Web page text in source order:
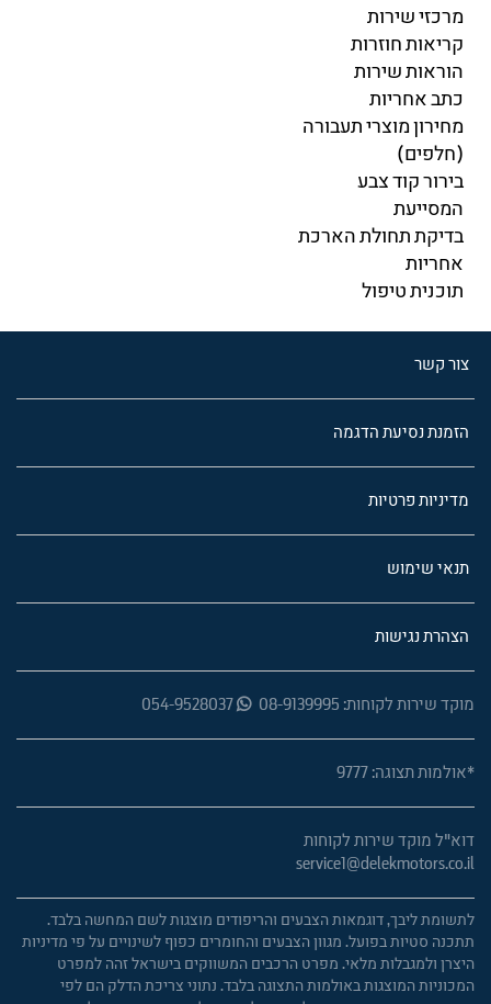
מרכזי שירות
קריאות חוזרות
הוראות שירות
כתב אחריות
מחירון מוצרי תעבורה
(חלפים)
בירור קוד צבע
המסייעת
בדיקת תחולת הארכת
אחריות
תוכנית טיפול
צור קשר
הזמנת נסיעת הדגמה
מדיניות פרטיות
תנאי שימוש
הצהרת נגישות
מוקד שירות לקוחות: 08-9139995 054-9528037
*אולמות תצוגה: 9777
דוא"ל מוקד שירות לקוחות
service1@delekmotors.co.il
לתשומת ליבך, דוגמאות הצבעים והריפודים מוצגות לשם המחשה בלבד.
תתכנה סטיות בפועל. מגוון הצבעים והחומרים כפוף לשינויים על פי מדיניות
היצרן ולמגבלות מלאי. מפרט הרכבים המשווקים בישראל זהה למפרט
המכוניות המוצגות באולמות התצוגה בלבד. נתוני צריכת הדלק הם לפי